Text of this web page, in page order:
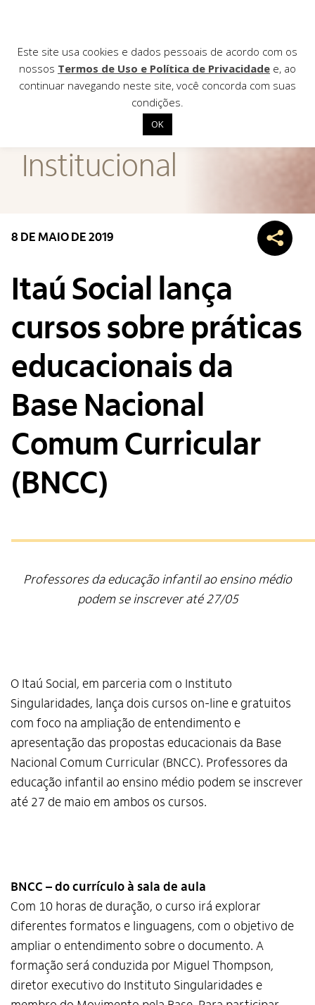
Institucional
Editais
Contato
Institucional
8 DE MAIO DE 2019
Itaú Social lança
cursos sobre práticas
educacionais da
Base Nacional
Comum Curricular
(BNCC)
Professores da educação infantil ao ensino médio
podem se inscrever até 27/05
O Itaú Social, em parceria com o Instituto
Singularidades, lança dois cursos on-line e gratuitos
com foco na ampliação de entendimento e
apresentação das propostas educacionais da Base
Nacional Comum Curricular (BNCC). Professores da
educação infantil ao ensino médio podem se inscrever
até 27 de maio em ambos os cursos.
BNCC – do currículo à sala de aula
Com 10 horas de duração, o curso irá explorar
diferentes formatos e linguagens, com o objetivo de
ampliar o entendimento sobre o documento. A
formação será conduzida por Miguel Thompson,
diretor executivo do Instituto Singularidades e
Este site usa cookies e dados pessoais de acordo com os
nossos Termos de Uso e Política de Privacidade e, ao
continuar navegando neste site, você concorda com suas
condições.
OK